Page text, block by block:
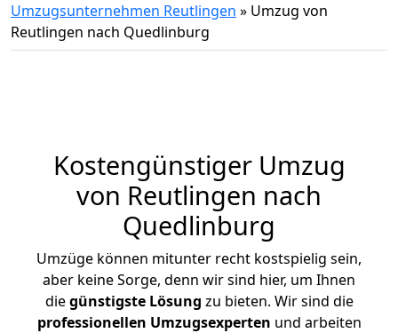
Umzugsunternehmen Reutlingen » Umzug von
Reutlingen nach Quedlinburg
Kostengünstiger Umzug
von Reutlingen nach
Quedlinburg
Umzüge können mitunter recht kostspielig sein,
aber keine Sorge, denn wir sind hier, um Ihnen
diegünstigste Lösung zu bieten. Wir sind die
professionellen Umzugsexperten und arbeiten